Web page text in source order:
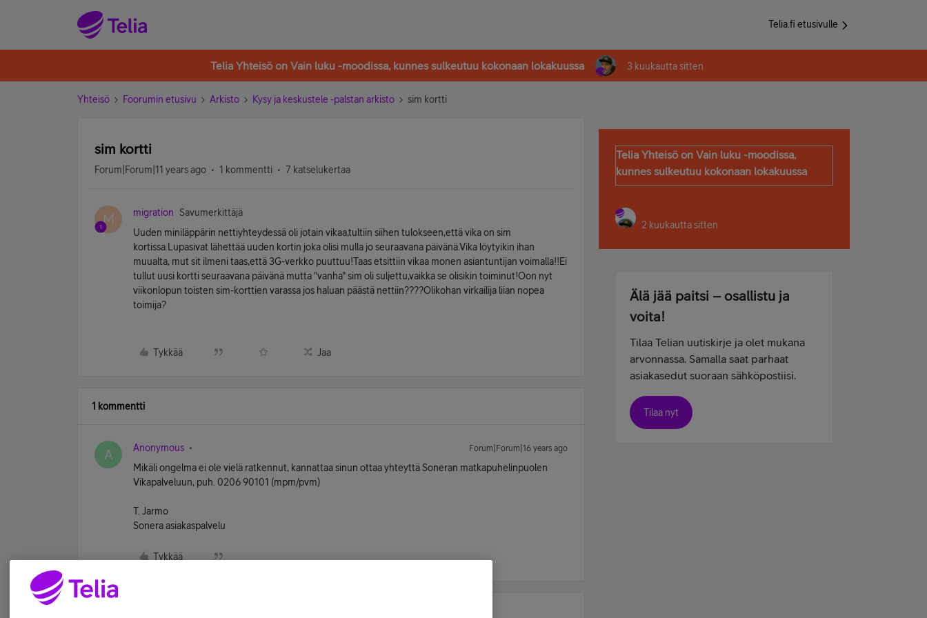
Telia.fi etusivulle
Telia Yhteisö on Vain luku -moodissa, kunnes sulkeutuu kokonaan lokakuussa 3 kuukautta sitten
Yhteisö Foorumin etusivu Arkisto Kysy ja keskustele -palstan arkisto sim kortti
sim kortti
Forum|Forum|11 years ago 1 kommentti 7 katselukertaa
M migration
Savumerkittäjä
Uuden miniläppärin nettiyhteydessä oli jotain vikaa,tultiin siihen tulokseen,että vika on sim
kortissa.Lupasivat lähettää uuden kortin joka olisi mulla jo seuraavana päivänä.Vika löytyikin ihan
muualta, mut sit ilmeni taas,että 3G-verkko puuttuu!Taas etsittiin vikaa monen asiantuntijan voimalla!!Ei
tullut uusi kortti seuraavana päivänä mutta "vanha" sim oli suljettu,vaikka se olisikin toiminut!Oon nyt
viikonlopun toisten sim-korttien varassa jos haluan päästä nettiin????Olikohan virkailija liian nopea
toimija?
Tykkää Jaa
1 kommentti
A Anonymous Forum|Forum|16 years ago
Mikäli ongelma ei ole vielä ratkennut, kannattaa sinun ottaa yhteyttä Soneran matkapuhelinpuolen
Vikapalveluun, puh. 0206 90101 (mpm/pvm)
T. Jarmo
Sonera asiakaspalvelu
Tykkää
Telia Yhteisö on Vain luku -moodissa,
kunnes sulkeutuu kokonaan lokakuussa
2 kuukautta sitten
Älä jää paitsi – osallistu ja
voita!
Tilaa Telian uutiskirje ja olet mukana
arvonnassa. Samalla saat parhaat
asiakasedut suoraan sähköpostiisi.
Tilaa nyt